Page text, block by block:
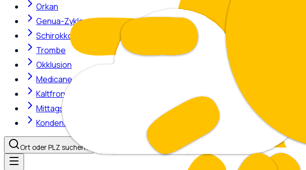
Orkan
Genua-Zyklone
Schirokko
Trombe
Okklusion
Medicane
Kaltfront
Mittagshitze
Kondensstreifen
Ort oder PLZ suchen…